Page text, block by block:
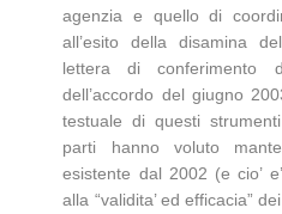
agenzia e quello di
all’esito della disamina
lettera di conferimento
dell’accordo del giugno
testuale di questi
parti hanno voluto
esistente dal 2002 (e cio’
alla “validita’ ed efficacia”